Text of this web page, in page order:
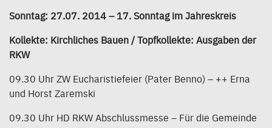
Sonntag: 27.07. 2014 – 17. Sonntag im Jahreskreis
Kollekte: Kirchliches Bauen / Topfkollekte: Ausgaben der
RKW
09.30 Uhr ZW Eucharistiefeier (Pater Benno) – ++ Erna
und Horst Zaremski
09.30 Uhr HD RKW Abschlussmesse – Für die Gemeinde